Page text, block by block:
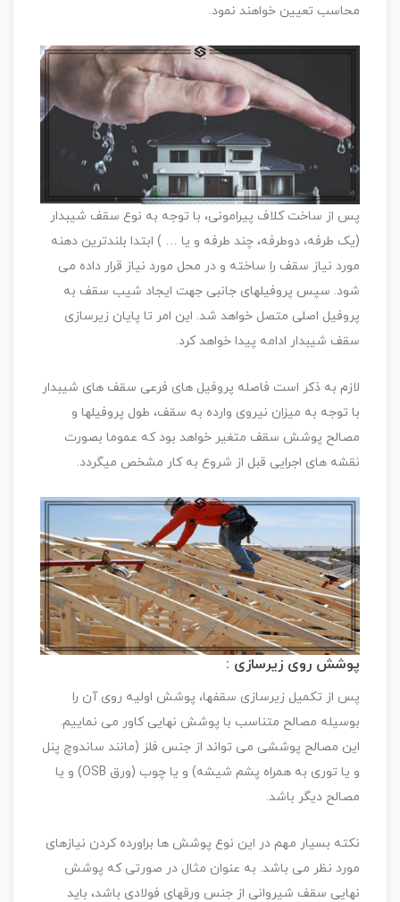
محاسب تعیین خواهند نمود.
پس از ساخت کلاف پیرامونی، با توجه به نوع سقف شیبدار
(یک طرفه، دوطرفه، چند طرفه و یا … ) ابتدا بلندترین دهنه
مورد نیاز سقف را ساخته و در محل مورد نیاز قرار داده می
شود. سپس پروفیلهای جانبی جهت ایجاد شیب سقف به
پروفیل اصلی متصل خواهد شد. این امر تا پایان زیرسازی
سقف شیبدار ادامه پیدا خواهد کرد.
لازم به ذکر است فاصله پروفیل های فرعی سقف های شیبدار
با توجه به میزان نیروی وارده به سقف، طول پروفیلها و
مصالح پوشش سقف متغیر خواهد بود که عموما بصورت
نقشه های اجرایی قبل از شروع به کار مشخص میگردد.
پوشش روی زیرسازی :
پس از تکمیل زیرسازی سقفها، پوشش اولیه روی آن را
بوسیله مصالح متناسب با پوشش نهایی کاور می نماییم.
این مصالح پوششی می تواند از جنس فلز (مانند ساندوچ پنل
و یا توری به همراه پشم شیشه) و یا چوب (ورق OSB) و یا
مصالح دیگر باشد.
نکته بسیار مهم در این نوع پوشش ها براورده کردن نیازهای
مورد نظر می باشد. به عنوان مثال در صورتی که پوشش
نهایی سقف شیروانی از جنس ورقهای فولادی باشد، باید